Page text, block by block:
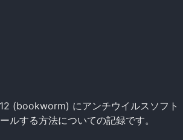
(bookworm) にアンチウイルスソフト
ルする方法についての記録です。